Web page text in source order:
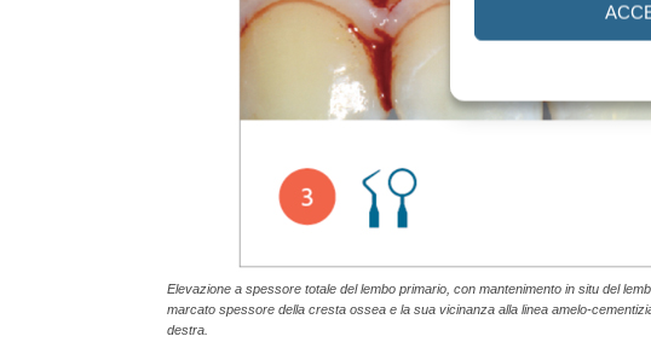
Elevazione a spessore totale del lembo primario, con mantenimento in situ del
marcato spessore della cresta ossea e la sua vicinanza alla linea amelo-
destra.